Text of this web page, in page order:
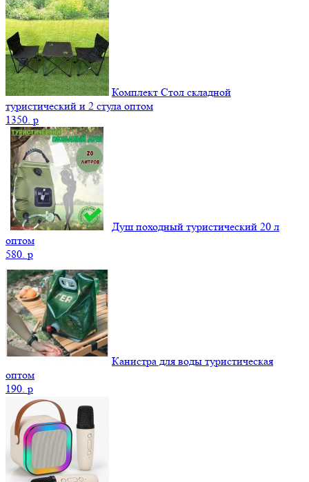
Комплект Стол складной
туристический и 2 стула оптом
1350. p
Душ походный туристический 20 л
оптом
580. p
Канистра для воды туристическая
оптом
190. p